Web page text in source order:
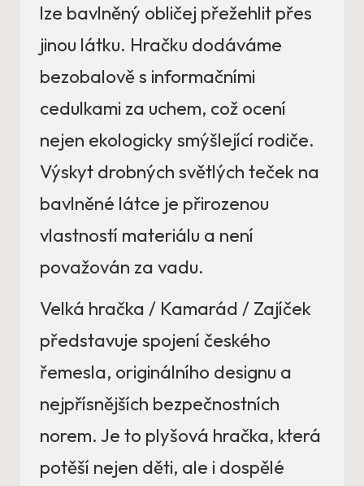
lze bavlněný obličej přežehlit přes
jinou látku. Hračku dodáváme
bezobalově s informačními
cedulkami za uchem, což ocení
nejen ekologicky smýšlející rodiče.
Výskyt drobných světlých teček na
bavlněné látce je přirozenou
vlastností materiálu a není
považován za vadu.
Velká hračka / Kamarád / Zajíček
představuje spojení českého
řemesla, originálního designu a
nejpřísnějších bezpečnostních
norem. Je to plyšová hračka, která
potěší nejen děti, ale i dospělé